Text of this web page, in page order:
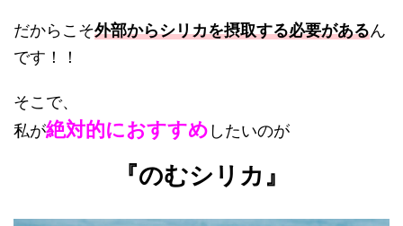
だからこそ外部からシリカを摂取する必要があるん
です！！
そこで、
私が絶対的におすすめ したいのが
『のむシリカ』